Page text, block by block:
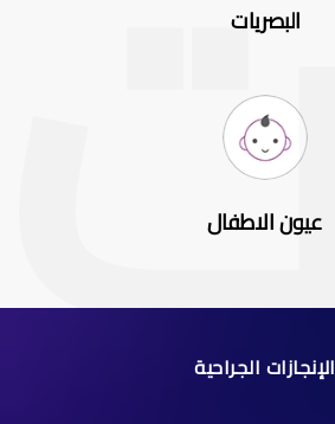
البصريات
عيون الاطفال
الإنجازات الجراحية